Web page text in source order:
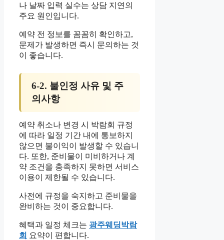
나 날짜 입력 실수는 상담 지연의
주요 원인입니다.
예약 전 정보를 꼼꼼히 확인하고,
문제가 발생하면 즉시 문의하는 것
이 좋습니다.
6-2. 불인정 사유 및 주
의사항
예약 취소나 변경 시 박람회 규정
에 따라 일정 기간 내에 통보하지
않으면 불이익이 발생할 수 있습니
다. 또한, 준비물이 미비하거나 계
약 조건을 충족하지 못하면 서비스
이용이 제한될 수 있습니다.
사전에 규정을 숙지하고 준비물을
완비하는 것이 중요합니다.
혜택과 일정 체크는 광주웨딩박람
회 요약이 편합니다.